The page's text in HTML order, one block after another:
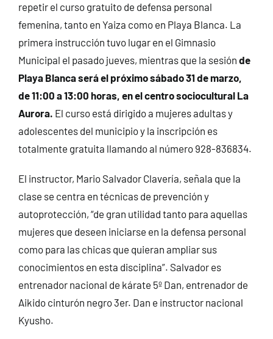
repetir el curso gratuito de defensa personal
femenina, tanto en Yaiza como en Playa Blanca. La
primera instrucción tuvo lugar en el Gimnasio
Municipal el pasado jueves, mientras que la sesión de
Playa Blanca será el próximo sábado 31 de marzo,
de 11:00 a 13:00 horas, en el centro sociocultural La
Aurora. El curso está dirigido a mujeres adultas y
adolescentes del municipio y la inscripción es
totalmente gratuita llamando al número 928-836834.
El instructor, Mario Salvador Clavería, señala que la
clase se centra en técnicas de prevención y
autoprotección, “de gran utilidad tanto para aquellas
mujeres que deseen iniciarse en la defensa personal
como para las chicas que quieran ampliar sus
conocimientos en esta disciplina”. Salvador es
entrenador nacional de kárate 5º Dan, entrenador de
Aikido cinturón negro 3er. Dan e instructor nacional
Kyusho.